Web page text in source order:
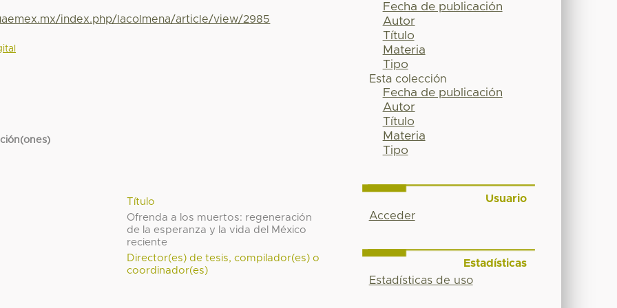
index.php/lacolmena/article/view/2985
Título
Ofrenda a los muertos: regeneración
de la esperanza y la vida del México
reciente
Director(es) de tesis, compilador(es) o
coordinador(es)
Fecha de publicación
Autor
Título
Materia
Tipo
Esta colección
Fecha de publicación
Autor
Título
Materia
Tipo
Usuario
Acceder
Estadísticas
Estadísticas de uso